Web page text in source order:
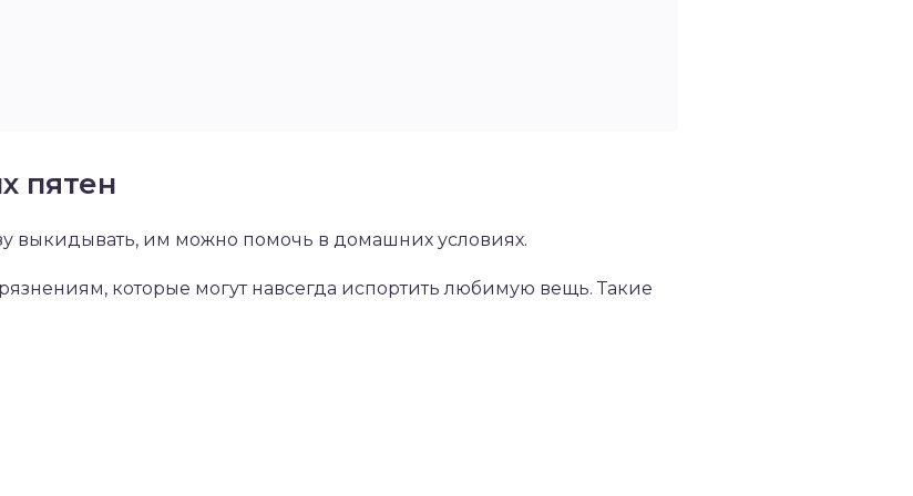
пятен
выкидывать, им можно помочь в домашних условиях.
которые могут навсегда испортить любимую вещь. Такие